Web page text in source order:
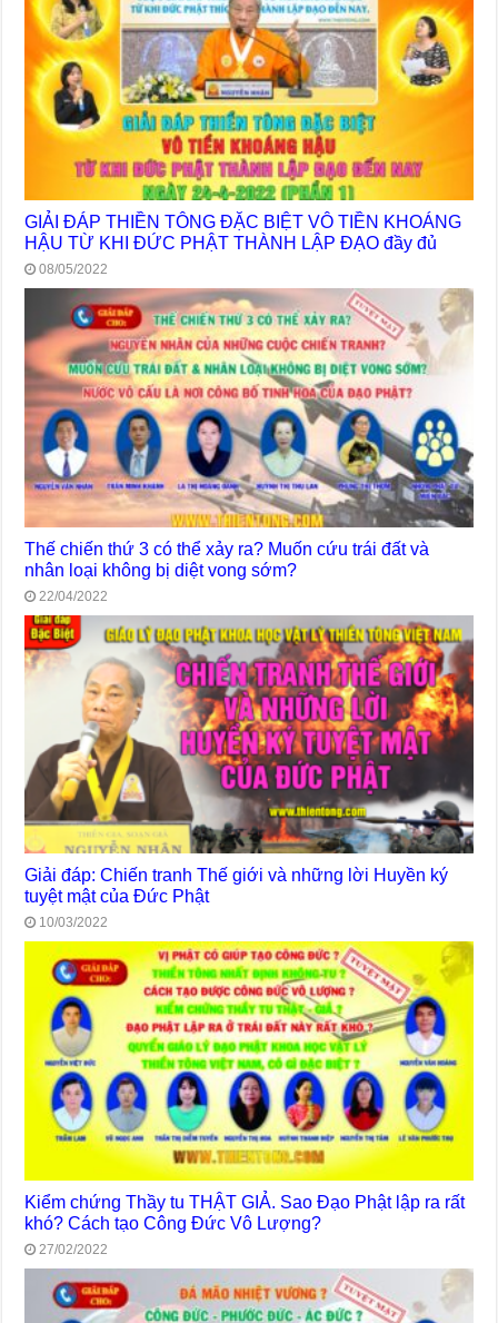
GIẢI ĐÁP THIỀN TÔNG ĐẶC BIỆT VÔ TIỀN KHOÁNG
HẬU TỪ KHI ĐỨC PHẬT THÀNH LẬP ĐẠO đầy đủ
08/05/2022
Thế chiến thứ 3 có thể xảy ra? Muốn cứu trái đất và
nhân loại không bị diệt vong sớm?
22/04/2022
Giải đáp: Chiến tranh Thế giới và những lời Huyền ký
tuyệt mật của Đức Phật
10/03/2022
Kiểm chứng Thầy tu THẬT GIẢ. Sao Đạo Phật lập ra rất
khó? Cách tạo Công Đức Vô Lượng?
27/02/2022